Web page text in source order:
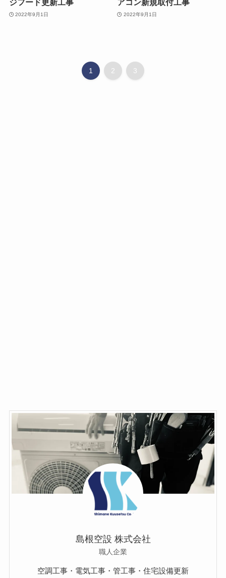
ジフード更新工事
2022年9月1日
アコン新規取付工事
2022年9月1日
1 2 3
島根空設 株式会社
職人企業
空調工事・電気工事・管工事・住宅設備更新